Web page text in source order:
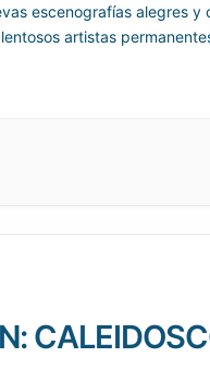
escenografías alegres y
artistas